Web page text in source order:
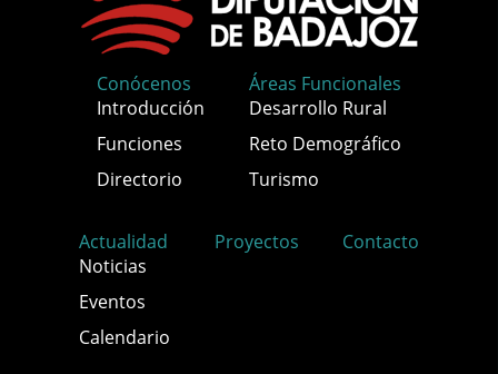
Conócenos
Introducción
Funciones
Directorio
Áreas Funcionales
Desarrollo Rural
Reto Demográfico
Turismo
Actualidad
Noticias
Eventos
Calendario
Proyectos Contacto